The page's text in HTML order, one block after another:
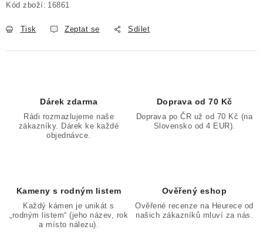
Kód zboží: 16861
Tisk Zeptat se Sdílet
Dárek zdarma
Rádi rozmazlujeme naše
zákazníky. Dárek ke každé
objednávce.
Doprava od 70 Kč
Doprava po ČR už od 70 Kč (na
Slovensko od 4 EUR).
Kameny s rodným listem
Každý kámen je unikát s
„rodným listem“ (jeho název, rok
a místo nálezu).
Ověřený eshop
Ověřené recenze na Heurece od
našich zákazníků mluví za nás.